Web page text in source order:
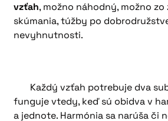
vzťah, možno náhodný, možno
skúmania, túžby po
nevyhnutnosti.
Každý vzťah potrebuje dva
funguje vtedy, keď sú obidva v
a jednote. Harmónia sa narúša či